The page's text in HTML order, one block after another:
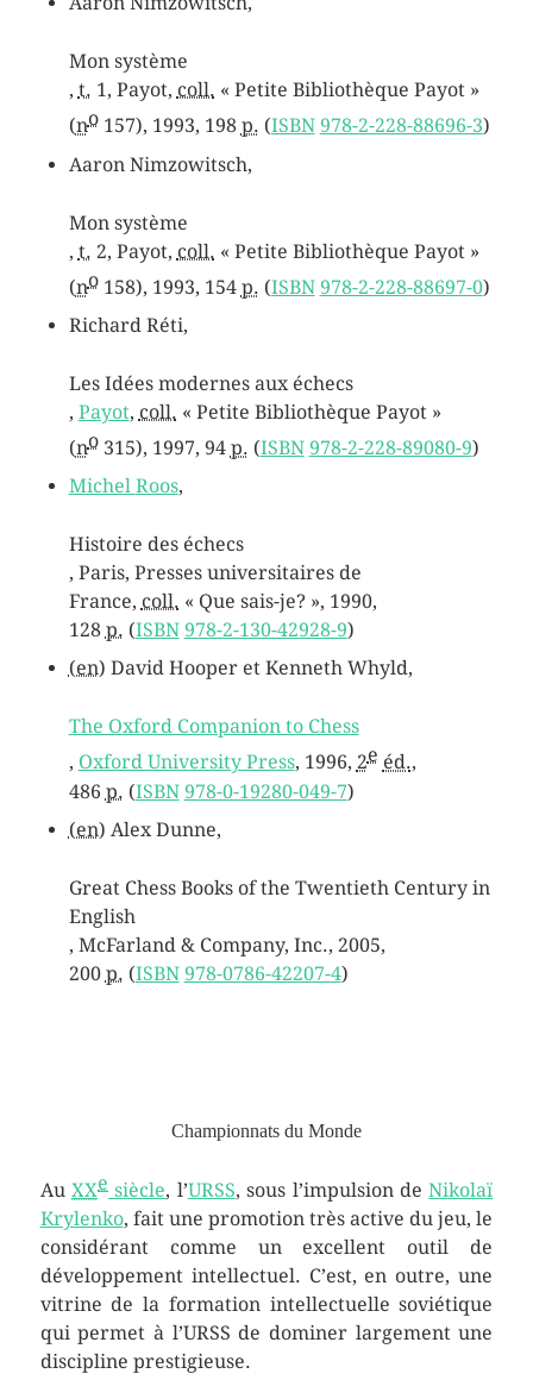
Mon système
, t. 1, Payot, coll. « Petite Bibliothèque Payot »
(no157), 1993, 198 p. (ISBN 978-2-228-88696-3)
Aaron Nimzowitsch,
Mon système
, t. 2, Payot, coll. « Petite Bibliothèque Payot »
(no158), 1993, 154 p. (ISBN 978-2-228-88697-0)
Richard Réti,
Les Idées modernes aux échecs
, Payot, coll. « Petite Bibliothèque Payot »
(no315), 1997, 94 p. (ISBN 978-2-228-89080-9)
Michel Roos,
Histoire des échecs
, Paris, Presses universitaires de
France, coll. « Que sais-je? », 1990,
128 p. (ISBN 978-2-130-42928-9)
(en) David Hooperet Kenneth Whyld,
The Oxford Companion to Chess
, Oxford University Press, 1996, 2e éd.,
486 p. (ISBN 978-0-19280-049-7)
(en) Alex Dunne,
Great Chess Books of the Twentieth Century in
English
, McFarland & Company, Inc., 2005,
200 p. (ISBN 978-0786-42207-4)
Championnats du Monde
Au XXe siècle, l’URSS, sous l’impulsion deNikolaï
Krylenko, fait une promotion très active du jeu, le
considérant comme un excellent outil de
développement intellectuel. C’est, en outre, une
vitrine de la formation intellectuelle soviétique
qui permet à l’URSS de dominer largement une
discipline prestigieuse.